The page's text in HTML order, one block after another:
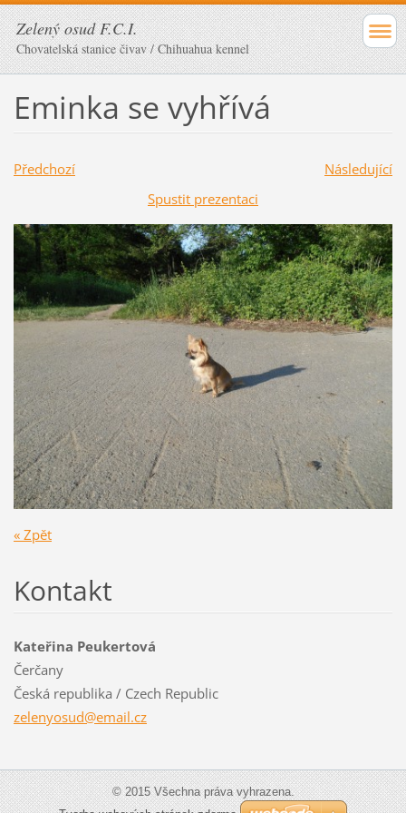
Zelený osud F.C.I.
Chovatelská stanice čivav / Chihuahua kennel
Eminka se vyhřívá
Předchozí
Následující
Spustit prezentaci
« Zpět
Kontakt
Kateřina Peukertová
Čerčany
Česká republika / Czech Republic
zelenyosud@email.cz
© 2015 Všechna práva vyhrazena.